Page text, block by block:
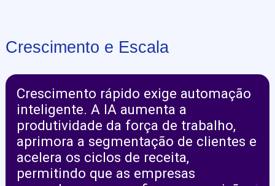
Crescimento e Escala
Crescimento rápido exige automação
inteligente. A IA aumenta a
produtividade da força de trabalho,
aprimora a segmentação de clientes e
acelera os ciclos de receita,
permitindo que as empresas